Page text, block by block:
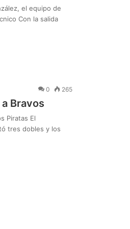
el equipo de
Con la salida
0 265
Bravos
Piratas El
tres dobles y los